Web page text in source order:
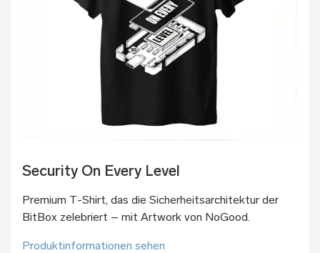
Security On Every Level
Premium T-Shirt, das die Sicherheitsarchitektur der
BitBox zelebriert – mit Artwork von NoGood.
Produktinformationen sehen